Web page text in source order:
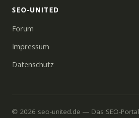
SEO-UNITED
Forum
Impressum
Datenschutz
© 2026 seo-united.de — Das SEO-Portal